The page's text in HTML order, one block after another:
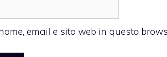
email e sito web in questo